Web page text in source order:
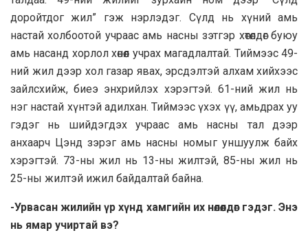
доройтдог жил” гэж нэрлэдэг. Сүлд нь хүний амь
настай холбooтой учрaaс амь насны зэтгэр хөтөлдөг буюу
амь насанд хорлол хөнөөл учрах магадлалтай. Тиймээс 49-
ний жил дээр хол газар явах, эрсдэлтэй алхам хийхээс
зайлсхийж, биеэ энхрийлэх хэрэгтэй. 61-ний жил нь
нэг настай хүнтэй адилхан. Тиймээс үхэх үү, амьдрах уу
гэдэг нь шийдэгдэх учраас амь насны тал дээр
анхаарч Цэнд зэрэг амь насны номыг уншуулж байх
хэрэгтэй. 73-ны жил нь 13-ны жилтэй, 85-ны жил нь
25-ны жилтэй ижил байдалтай байна.
-Урвасан жилийн үр хүнд хамгийн их нөлөөлдөг гэдэг. Энэ
нь ямар учиртай вэ?